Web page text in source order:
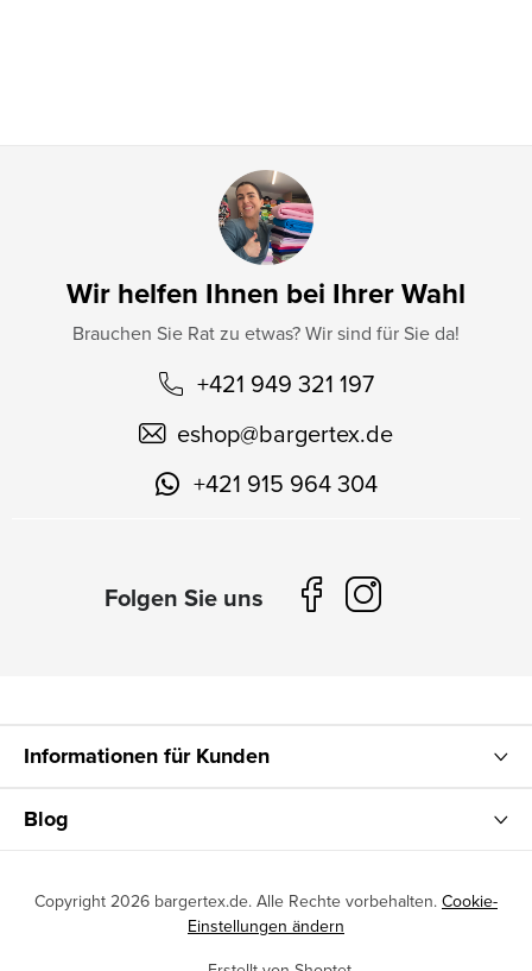
Wir helfen Ihnen bei Ihrer Wahl
Brauchen Sie Rat zu etwas? Wir sind für Sie da!
+421 949 321 197
eshop@bargertex.de
+421 915 964 304
Informationen für Kunden
Blog
Copyright 2026 bargertex.de. Alle Rechte vorbehalten. Cookie-
Einstellungen ändern